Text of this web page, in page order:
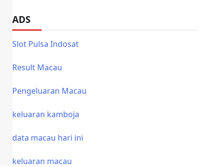
ADS
Slot Pulsa Indosat
Result Macau
Pengeluaran Macau
keluaran kamboja
data macau hari ini
keluaran macau